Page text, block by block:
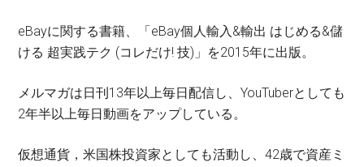
eBayに関する書籍、「eBay個人輸入&輸出 はじめる&儲
ける 超実践テク (コレだけ! 技)」を2015年に出版。
メルマガは日刊13年以上毎日配信し、YouTuberとしても
2年半以上毎日動画をアップしている。
仮想通貨，米国株投資家としても活動し、42歳で資産ミ